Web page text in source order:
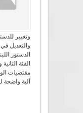
وتغيير
الدستور
الفئة
مقتضيات
آلية